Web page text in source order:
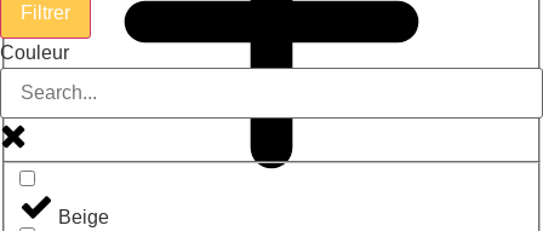
Filtrer
Couleur
Beige